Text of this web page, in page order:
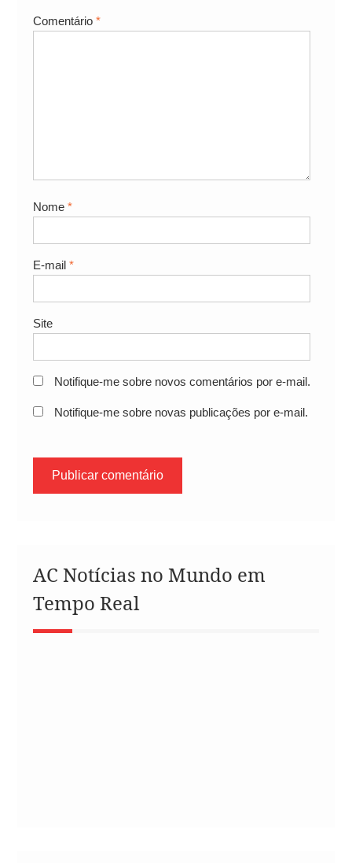
Comentário *
Nome *
E-mail *
Site
Notifique-me sobre novos comentários por e-mail.
Notifique-me sobre novas publicações por e-mail.
AC Notícias no Mundo em
Tempo Real